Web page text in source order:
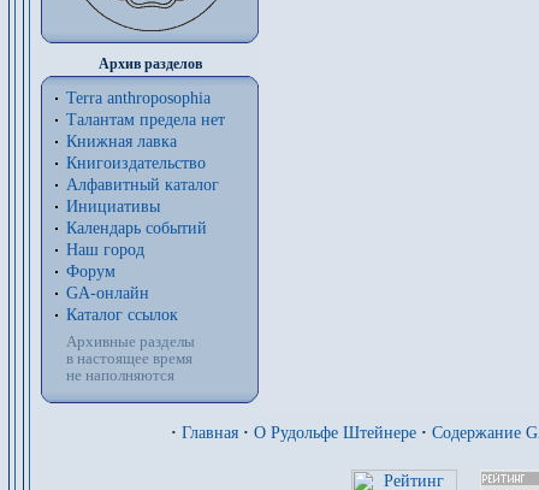
Архив разделов
Terra anthroposophia
Талантам предела нет
Книжная лавка
Книгоиздательство
Алфавитный каталог
Инициативы
Календарь событий
Наш город
Форум
GA-онлайн
Каталог ссылок
Архивные разделы
в настоящее время
не наполняются
· Главная · О Рудольфе Штейнере · Содержание